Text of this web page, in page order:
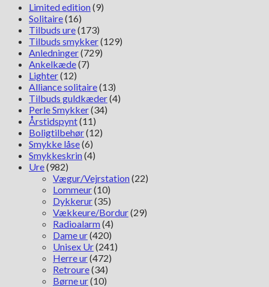
Limited edition(9)
Solitaire(16)
Tilbuds ure(173)
Tilbuds smykker(129)
Anledninger(729)
Ankelkæde(7)
Lighter(12)
Alliance solitaire(13)
Tilbuds guldkæder(4)
Perle Smykker(34)
Årstidspynt(11)
Boligtilbehør(12)
Smykke låse(6)
Smykkeskrin(4)
Ure(982)
Vægur/Vejrstation(22)
Lommeur(10)
Dykkerur(35)
Vækkeure/Bordur(29)
Radioalarm(4)
Dame ur(420)
Unisex Ur(241)
Herre ur(472)
Retroure(34)
Børne ur(10)